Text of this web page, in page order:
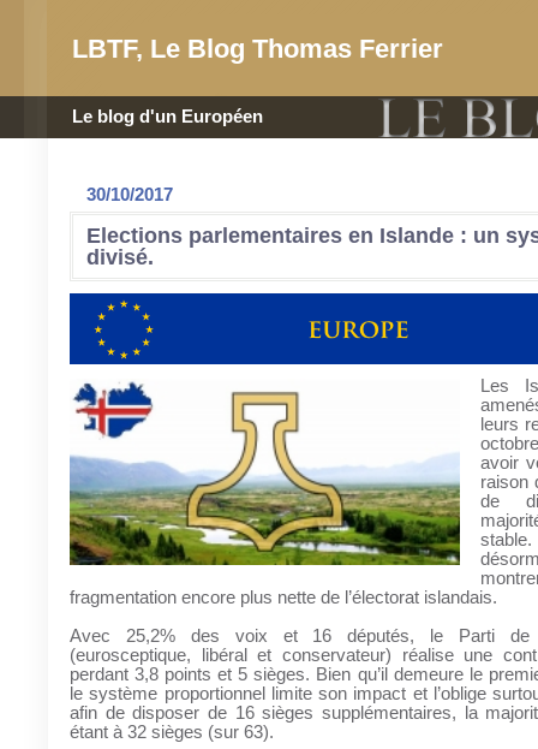
LBTF, Le Blog Thomas Ferrier
Le blog d'un Européen
30/10/2017
Elections parlementaires en Islande : un
divisé.
Les
leurs
avoir
raison
de
fragmentation encore plus nette de l’électorat islandais.
Avec 25,2% des voix et 16 députés, le Parti de
(eurosceptique, libéral et conservateur) réalise une
perdant 3,8 points et 5 sièges. Bien qu’il demeure le
le système proportionnel limite son impact et l’oblige
afin de disposer de 16 sièges supplémentaires, la
étant à 32 sièges (sur 63).